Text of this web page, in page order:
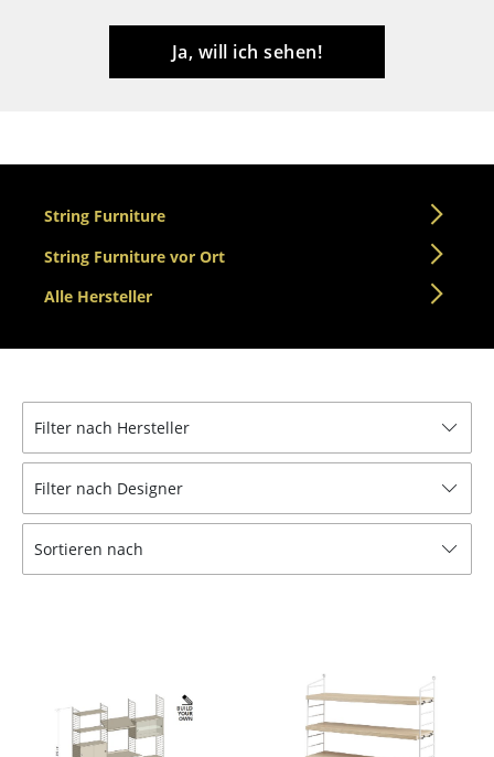
Regale & Schränke
Sideboards & Kommoden
TV Möbel
Barmöbel
... alle Aufbewahrungsmöbel
Ja, will ich sehen!
String Furniture
String Furniture vor Ort
Alle Hersteller
Filter nach Hersteller
Filter nach Designer
Sortieren nach